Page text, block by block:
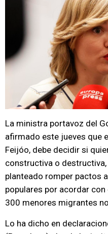
La ministra portavoz del
afirmado este jueves que
Feijóo, debe decidir si
constructiva o
planteado romper pactos
populares por acordar con
300 menores migrantes
Lo ha dicho en